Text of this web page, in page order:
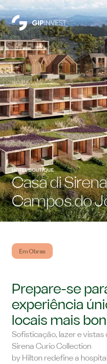
HOTEL BOUTIQUE
Casa di Sirena
Campos do
Em Obras
Prepare-se
experiência
locais mais
Sofisticação, lazer e vistas
Sirena Curio Collection
by Hilton redefine a